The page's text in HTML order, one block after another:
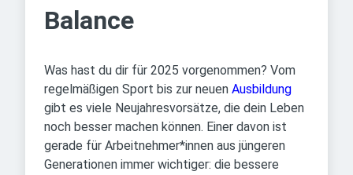
Balance
Was hast du dir für 2025 vorgenommen? Vom
regelmäßigen Sport bis zur neuen Ausbildung
gibt es viele Neujahresvorsätze, die dein Leben
noch besser machen können. Einer davon ist
gerade für Arbeitnehmer*innen aus jüngeren
Generationen immer wichtiger: die bessere